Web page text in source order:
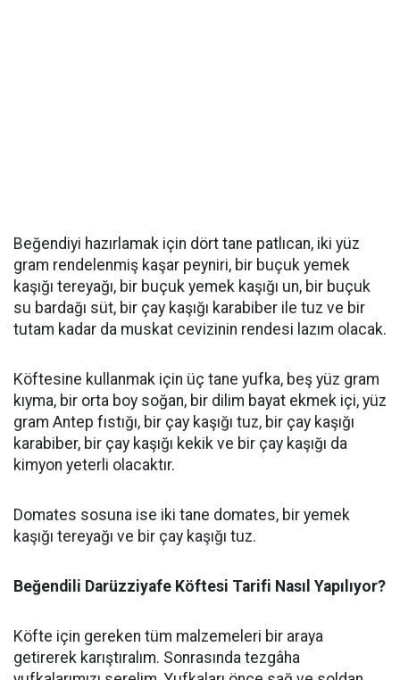
Beğendiyi hazırlamak için dört tane patlıcan, iki yüz
gram rendelenmiş kaşar peyniri, bir buçuk yemek
kaşığı tereyağı, bir buçuk yemek kaşığı un, bir buçuk
su bardağı süt, bir çay kaşığı karabiber ile tuz ve bir
tutam kadar da muskat cevizinin rendesi lazım olacak.
Köftesine kullanmak için üç tane yufka, beş yüz gram
kıyma, bir orta boy soğan, bir dilim bayat ekmek içi, yüz
gram Antep fıstığı, bir çay kaşığı tuz, bir çay kaşığı
karabiber, bir çay kaşığı kekik ve bir çay kaşığı da
kimyon yeterli olacaktır.
Domates sosuna ise iki tane domates, bir yemek
kaşığı tereyağı ve bir çay kaşığı tuz.
Beğendili Darüzziyafe Köftesi Tarifi Nasıl Yapılıyor?
Köfte için gereken tüm malzemeleri bir araya
getirerek karıştıralım. Sonrasında tezgâha